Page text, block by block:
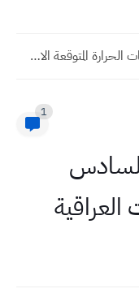
طقس العراق درجات الحرارة المتوقعة الاحد ٢٤ / ١١ /...
1
العراقية